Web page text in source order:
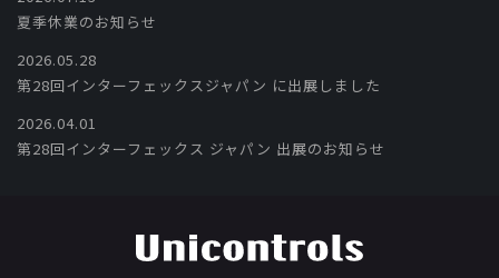
夏季休業のお知らせ
2026.05.28
第28回インターフェックスジャパン に出展しました
2026.04.01
第28回インターフェックス ジャパン 出展のお知らせ